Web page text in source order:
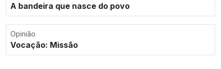
A bandeira que nasce do povo
Opinião
Vocação: Missão